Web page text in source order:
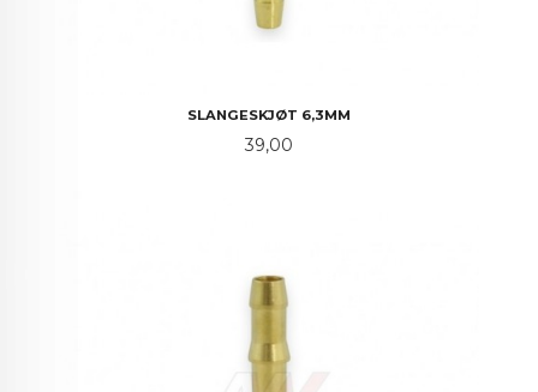
SLANGESKJØT 6,3MM
Pris
39,00